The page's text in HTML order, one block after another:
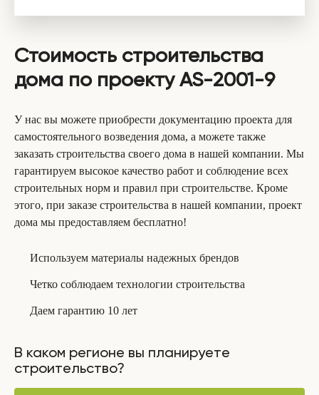
Стоимость строительства
дома по проекту AS-2001-9
У нас вы можете приобрести документацию проекта для
самостоятельного возведения дома, а можете также
заказать строительства своего дома в нашей компании. Мы
гарантируем высокое качество работ и соблюдение всех
строительных норм и правил при строительстве. Кроме
этого, при заказе строительства в нашей компании, проект
дома мы предоставляем бесплатно!
Используем материалы надежных брендов
Четко соблюдаем технологии строительства
Даем гарантию 10 лет
В каком регионе вы планируете
строительство?